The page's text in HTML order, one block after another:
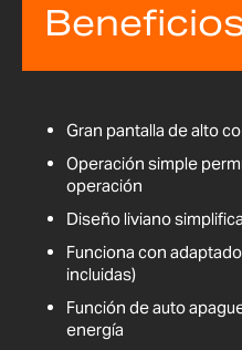
Gran pantalla de alto
Operación simple
operación
Diseño liviano
Funciona con
incluidas)
Función de auto
energía